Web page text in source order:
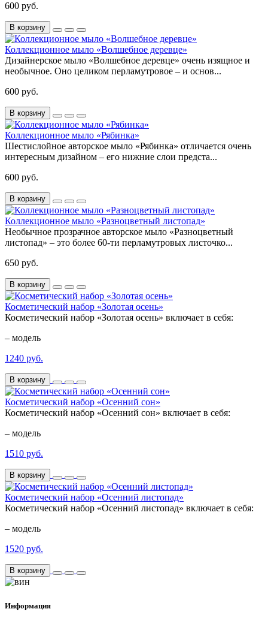
600 руб.
В корзину
Коллекционное мыло «Волшебное деревце»
Дизайнерское мыло «Волшебное деревце» очень изящное и
необычное. Оно целиком перламутровое – и основ...
600 руб.
В корзину
Коллекционное мыло «Рябинка»
Шестислойное авторское мыло «Рябинка» отличается очень
интересным дизайном – его нижние слои предста...
600 руб.
В корзину
Коллекционное мыло «Разноцветный листопад»
Необычное прозрачное авторское мыло «Разноцветный
листопад» – это более 60-ти перламутровых листочко...
650 руб.
В корзину
Косметический набор «Золотая осень»
Косметический набор «Золотая осень» включает в себя:
– модель
1240 руб.
В корзину
Косметический набор «Осенний сон»
Косметический набор «Осенний сон» включает в себя:
– модель
1510 руб.
В корзину
Косметический набор «Осенний листопад»
Косметический набор «Осенний листопад» включает в себя:
– модель
1520 руб.
В корзину
Информация